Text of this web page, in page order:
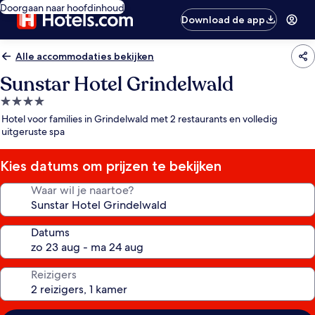
Doorgaan naar hoofdinhoud
Download de app
Alle accommodaties bekijken
Sunstar Hotel Grindelwald
4.0-
sterrenaccommodatie
Hotel voor families in Grindelwald met 2 restaurants en volledig
uitgeruste spa
Kies datums om prijzen te bekijken
Waar wil je naartoe?
Datums
Reizigers